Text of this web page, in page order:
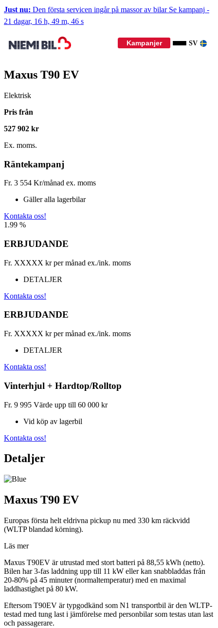
Just nu: Den första servicen ingår på massor av bilar Se kampanj -
21 dagar, 16 h, 49 m, 46 s
Kampanjer SV
Maxus T90 EV
Elektrisk
Pris från
527 902 kr
Ex. moms.
Räntekampanj
Fr. 3 554 Kr/månad ex. moms
Gäller alla lagerbilar
Kontakta oss!
1.99 %
ERBJUDANDE
Fr. XXXXX kr per månad ex./ink. moms
DETALJER
Kontakta oss!
ERBJUDANDE
Fr. XXXXX kr per månad ex./ink. moms
DETALJER
Kontakta oss!
Vinterhjul + Hardtop/Rolltop
Fr. 9 995 Värde upp till 60 000 kr
Vid köp av lagerbil
Kontakta oss!
Detaljer
Maxus T90 EV
Europas första helt eldrivna pickup nu med 330 km räckvidd
(WLTP blandad körning).
Läs mer
Maxus T90EV är utrustad med stort batteri på 88,55 kWh (netto).
Bilen har 3-fas laddning upp till 11 kW eller kan snabbladdas från
20-80% på 45 minuter (normaltemperatur) med en maximal
laddhastighet på 80 kW.
Eftersom T90EV är typgodkänd som N1 transportbil är den WLTP-
testad med tung last i jämförelse med personbilar som testas utan last
och passagerare.